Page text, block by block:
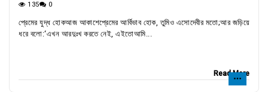
135
0
প্রেমের যুদ্ধ হোকআজ আকাশেপ্রেমের আর্বিভাব হোক, তুমিও এসোদেবীর মতো;আর জড়িয়ে
ধরে বলো:‘এখন আরদুঃখ করতে নেই, এইতোআমি...
Read More